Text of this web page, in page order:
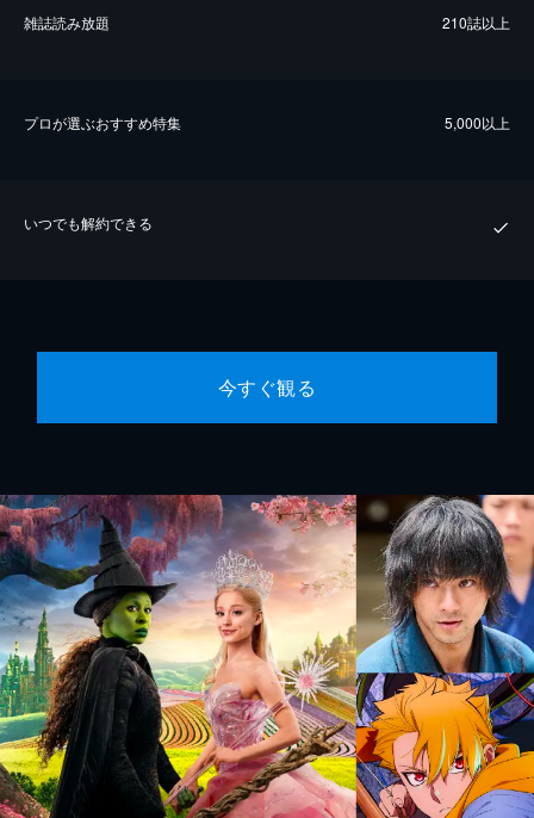
雑誌読み放題 210誌以上
プロが選ぶおすすめ特集 5,000以上
いつでも解約できる
今すぐ観る